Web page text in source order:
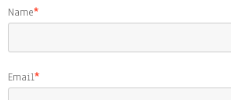
Name*
Email*